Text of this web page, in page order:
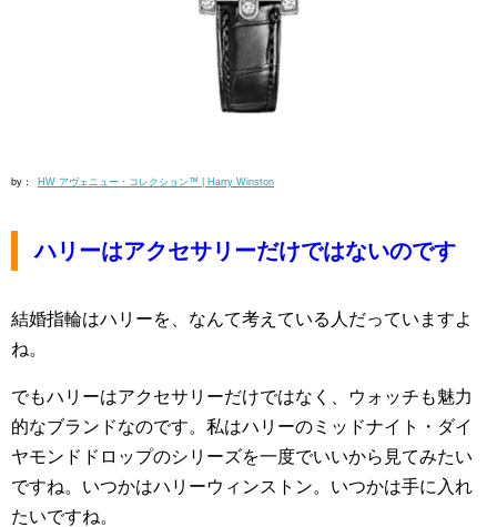
by： HW アヴェニュー・コレクション™ | Harry Winston
ハリーはアクセサリーだけではないのです
結婚指輪はハリーを、なんて考えている人だっていますよ
ね。
でもハリーはアクセサリーだけではなく、ウォッチも魅力
的なブランドなのです。私はハリーのミッドナイト・ダイ
ヤモンドドロップのシリーズを一度でいいから見てみたい
ですね。いつかはハリーウィンストン。いつかは手に入れ
たいですね。